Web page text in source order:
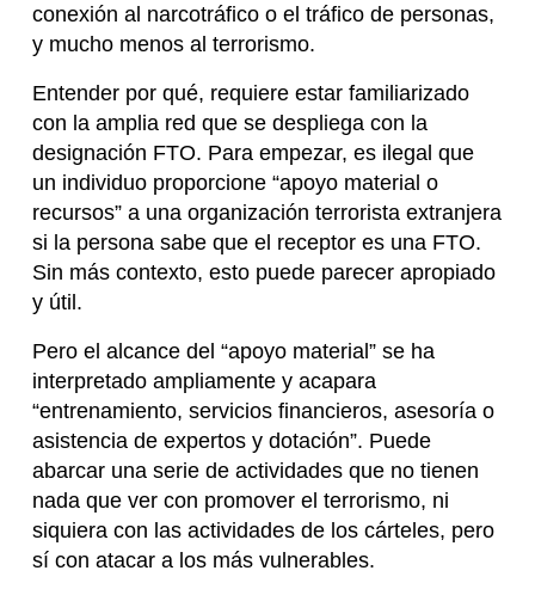
conexión al narcotráfico o el tráfico de personas,
y mucho menos al terrorismo.
Entender por qué, requiere estar familiarizado
con la amplia red que se despliega con la
designación FTO. Para empezar, es ilegal que
un individuo proporcione “apoyo material o
recursos” a una organización terrorista extranjera
si la persona sabe que el receptor es una FTO.
Sin más contexto, esto puede parecer apropiado
y útil.
Pero el alcance del “apoyo material” se ha
interpretado ampliamente y acapara
“entrenamiento, servicios financieros, asesoría o
asistencia de expertos y dotación”. Puede
abarcar una serie de actividades que no tienen
nada que ver con promover el terrorismo, ni
siquiera con las actividades de los cárteles, pero
sí con atacar a los más vulnerables.